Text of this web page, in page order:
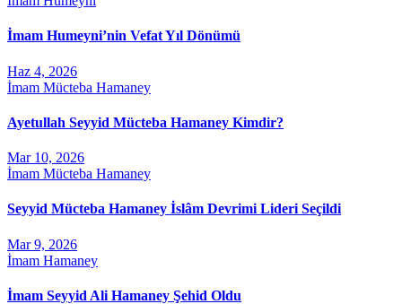
İmam Humeyni’nin Vefat Yıl Dönümü
Haz 4, 2026
İmam Mücteba Hamaney
Ayetullah Seyyid Mücteba Hamaney Kimdir?
Mar 10, 2026
İmam Mücteba Hamaney
Seyyid Mücteba Hamaney İslâm Devrimi Lideri Seçildi
Mar 9, 2026
İmam Hamaney
İmam Seyyid Ali Hamaney Şehid Oldu